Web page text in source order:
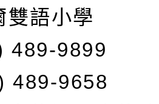
雙語小學
489-9899
489-9658